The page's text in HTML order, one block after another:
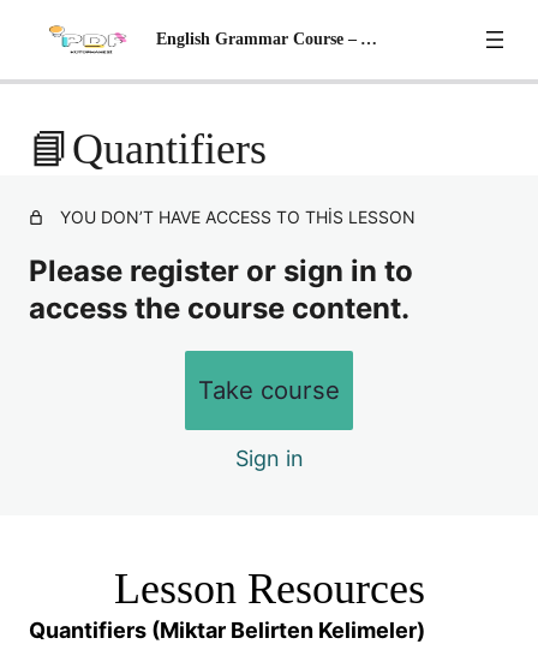
English Grammar Course – A2 Level
📘 Adjectives With '-ed' AND '-ing'
📘 Adverbs of Frequency Sıklık Zarfları
📘 Modal Verbs: Can – Could – May – Migh
📘 Comparative ; Superlative Adjectives
📘 Be Going To – Future Tense
📘Infinitives and Gerunds
📘Quantifiers
YOU DON’T HAVE ACCESS TO THIS LESSON
Please register or sign in to
access the course content.
Take course
Sign in
Lesson Resources
Quantifiers (Miktar Belirten Kelimeler)